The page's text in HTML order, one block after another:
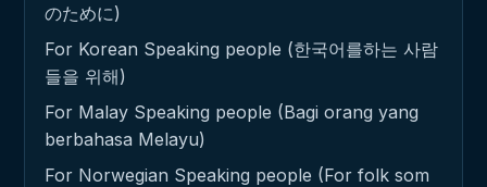
のために)
For Korean Speaking people (한국어를하는 사람
들을 위해)
For Malay Speaking people (Bagi orang yang
berbahasa Melayu)
For Norwegian Speaking people (For folk som